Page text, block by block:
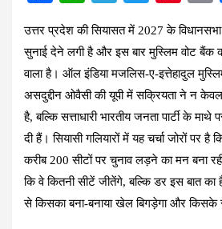
a
ce
b
o
o
k
h
at
s
A
p
p
el
e
gr
a
m
wi
tt
er
nt
er
es
t
उत्तर प्रदेश की सियासत में 2027 के
सुनाई देने लगी है और इस बार मुस्लिम वोट बैंक
वाला है। ऑल इंडिया मजलिस-ए-इत्तेहादुल
असदुद्दीन ओवैसी की यूपी में सक्रियता ने न केवल
है, बल्कि सत्ताधारी भारतीय जनता पार्टी के
दी हैं। सियासी गलियारों में यह चर्चा जोरों पर है
करीब 200 सीटों पर चुनाव लड़ने का मन बना
कि वे कितनी सीटें जीतेंगे, बल्कि डर इस बात
से किसका बना-बनाया खेल बिगड़ेगा और किसके